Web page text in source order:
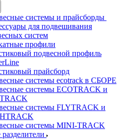
системы и прайсборды
для подвешивания
систем
профили
подвесной профиль
прайсборд
системы ecotrack в СБОРЕ
системы ECOTRACK и
системы FLYTRACK и
системы MINI-TRACK